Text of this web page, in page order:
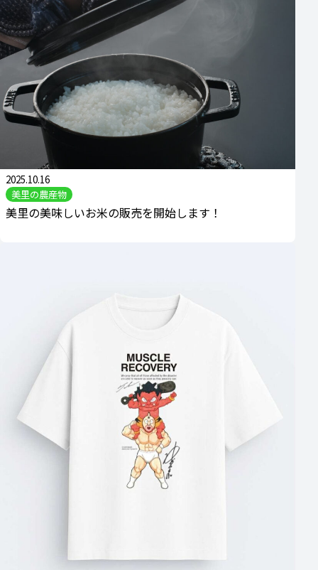
2025.10.16
美里の農産物
美里の美味しいお米の販売を開始します！